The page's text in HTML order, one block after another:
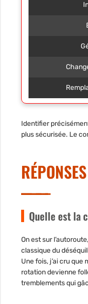
Identifier
plus sécurisée. Le
Quelle est la
On est sur
classique du
Une fois, j’ai cru
rotation devienne
tremblements qui